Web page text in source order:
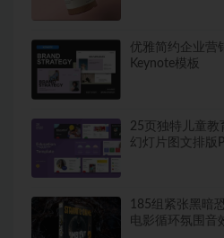
优雅简约企业营
Keynote模板
25页独特儿童教
幻灯片图文排版
185组紧张黑暗
电影循环氛围音